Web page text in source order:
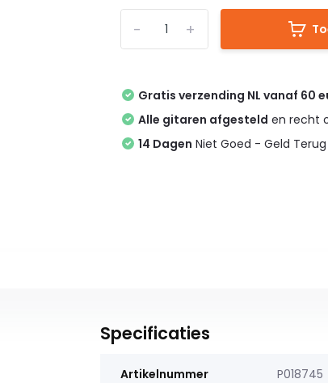
+
-
Gratis verzending NL vanaf 60
Alle gitaren afgesteld en recht
14 Dagen Niet Goed - Geld Terug
Specificaties
Artikelnummer P018745